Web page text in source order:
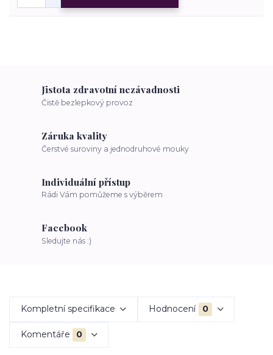
Jistota zdravotní nezávadnosti
Čistě bezlepkový provoz
Záruka kvality
Čerstvé suroviny a jednodruhové mouky
Individuální přístup
Rádi Vám pomůžeme s výběrem
Facebook
Sledujte nás :)
Kompletní specifikace Hodnocení 0
Komentáře 0